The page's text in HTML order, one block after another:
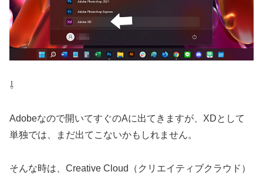
⇩
Adobeなので開いてすぐのAに出てきますが、XDとして
単独では、まだ出てこないかもしれません。
そんな時は、Creative Cloud（クリエイティブクラウド）